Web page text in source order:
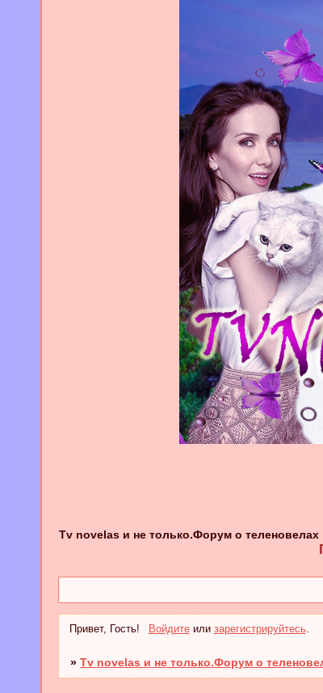
Tv novelas и не только.Форум о теленовелах
Привет, Гость! Войдитеили зарегистрируйтесь.
»Tv novelas и не только.Форум о